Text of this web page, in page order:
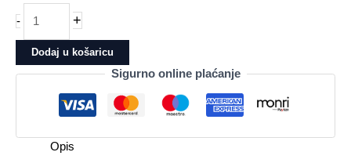
-
GXT
542
Muta
Gamepad
Wireless
PC
controller
+
Dodaj u košaricu
Sigurno online plaćanje
Opis